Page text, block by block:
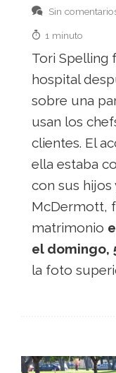
Sin
1 minuto
Tori Spelling
hospital
sobre una
usan los
clientes. El
ella estaba
con sus hijos
McDermott,
matrimonio
el domingo,
la foto